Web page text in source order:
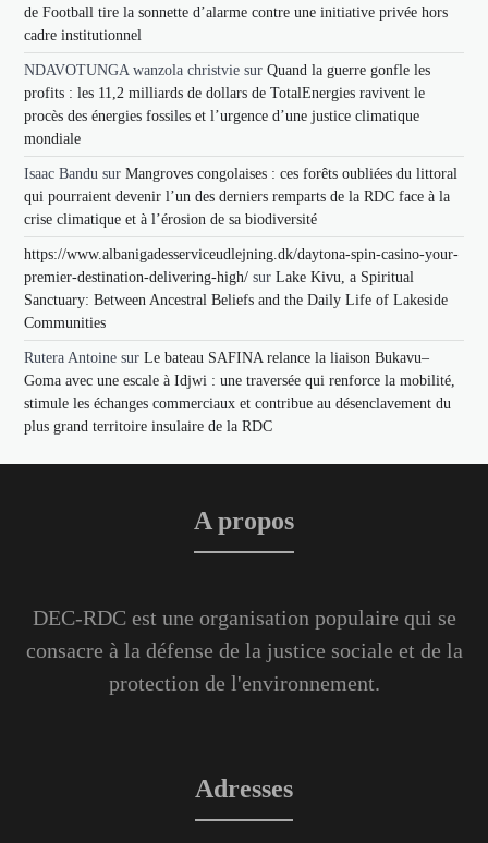
de Football tire la sonnette d’alarme contre une initiative privée hors
cadre institutionnel
NDAVOTUNGA wanzola christvie surQuand la guerre gonfle les
profits : les 11,2 milliards de dollars de TotalEnergies ravivent le
procès des énergies fossiles et l’urgence d’une justice climatique
mondiale
Isaac Bandu surMangroves congolaises : ces forêts oubliées du littoral
qui pourraient devenir l’un des derniers remparts de la RDC face à la
crise climatique et à l’érosion de sa biodiversité
https://www.albanigadesserviceudlejning.dk/daytona-spin-casino-your-
premier-destination-delivering-high/ surLake Kivu, a Spiritual
Sanctuary: Between Ancestral Beliefs and the Daily Life of Lakeside
Communities
Rutera Antoine surLe bateau SAFINA relance la liaison Bukavu–
Goma avec une escale à Idjwi : une traversée qui renforce la mobilité,
stimule les échanges commerciaux et contribue au désenclavement du
plus grand territoire insulaire de la RDC
A propos
DEC-RDC est une organisation populaire qui se
consacre à la défense de la justice sociale et de la
protection de l'environnement.
Adresses